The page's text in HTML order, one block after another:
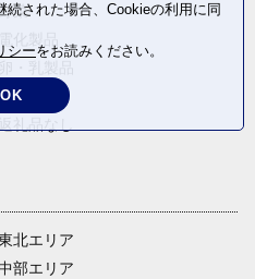
菜
米・穀物
北エリア
部エリア
された場合、Cookieの利用に同
シーをお読みください。
OK